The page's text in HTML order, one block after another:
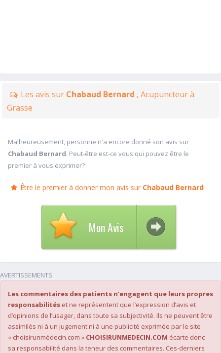
Les avis sur Chabaud Bernard , Acupuncteur à
Grasse
Malheureusement, personne n'a encore donné son avis sur
Chabaud Bernard. Peut-être est-ce vous qui pouvez être le
premier à vous exprimer?
Être le premier à donner mon avis sur Chabaud Bernard
Mon Avis
AVERTISSEMENTS
Les commentaires des patients n’engagent que leurs propres
responsabilités et ne représentent que l’expression d’avis et
d’opinions de l’usager, dans toute sa subjectivité. Ils ne peuvent être
assimilés ni à un jugement ni à une publicité exprimée par le site
« choisirunmédecin.com » CHOISIRUNMEDECIN.COM écarte donc
sa responsabilité dans la teneur des commentaires. Ces-derniers